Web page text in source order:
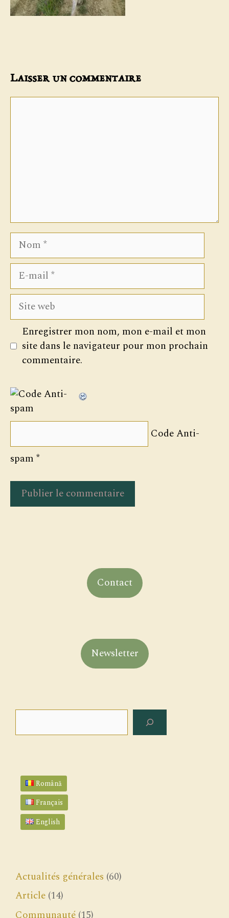
Laisser un commentaire
Nom
E-
mail
Site
web
Enregistrer mon nom, mon e-mail et mon
site dans le navigateur pour mon prochain
commentaire.
Code Anti-
spam *
Contact
Newsletter
Română
Français
English
Actualités générales (60)
Article (14)
Communauté (15)